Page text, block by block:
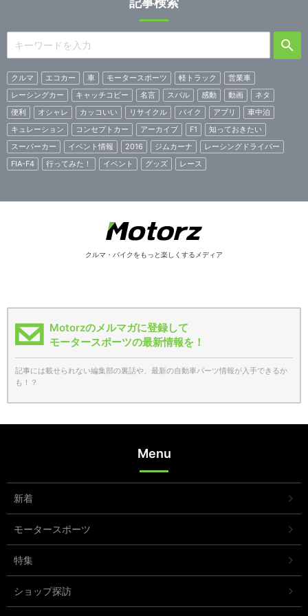
クルマ エコカー 車 モータースポーツ 軽トラック
営業車
レーシングカー
キャッチコピー 名言 スバル 感動 動画
ネタ
便利
オシャレ カッコいい リサイクル バイク アプリ
車中泊
キュレーション
コンセプトカー アーカイブ F1
知っておきたい
スーパーカー
イベント情報 2016 ジムカーナ
レーシングドライバー
FIA-F4
行ってみた！ イベント グッズ レース
クルマ・バイクをもっと楽しくするメディア
Motorzのメルマガに登録して
モータースポーツの最新情報を！
記事には載せられない編集部の裏話や、最新の自動車パーツ情報が入手できるか
も！？
Menu
新着
モータースポーツ
特集
ショップ探訪